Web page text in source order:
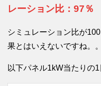
レーション比：97％
シミュレーション比が
果とはいえないですね。。
以下パネル1kW当たりの